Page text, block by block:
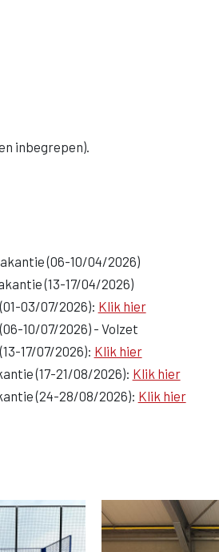
inbegrepen).
(06-10/04/2026)
(13-17/04/2026)
03/07/2026): Klik hier
10/07/2026) - Volzet
17/07/2026): Klik hier
(17-21/08/2026): Klik hier
(24-28/08/2026): Klik hier